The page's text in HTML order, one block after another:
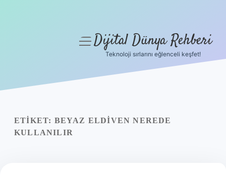
Yasal Uyarı
menüyüDijital Dünya Rehberi
Teknoloji sırlarını eğlenceli keşfet!
ETIKET: BEYAZ ELDIVEN NEREDE
KULLANILIR